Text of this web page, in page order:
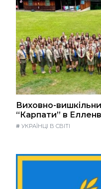
Виховно-
“Карпати” в
# УКРАЇНЦІ В СВІТІ